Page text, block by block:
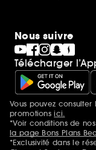
Nous suivre
Télécharger
Mentions
Vous pouvez
promotionsici.
*Voir conditions de
la page Bons Plans
*Exclusivité dans le